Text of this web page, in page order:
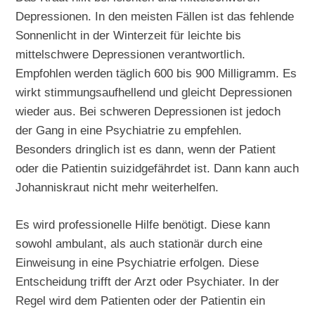
Depressionen. In den meisten Fällen ist das fehlende
Sonnenlicht in der Winterzeit für leichte bis
mittelschwere Depressionen verantwortlich.
Empfohlen werden täglich 600 bis 900 Milligramm. Es
wirkt stimmungsaufhellend und gleicht Depressionen
wieder aus. Bei schweren Depressionen ist jedoch
der Gang in eine Psychiatrie zu empfehlen.
Besonders dringlich ist es dann, wenn der Patient
oder die Patientin suizidgefährdet ist. Dann kann auch
Johanniskraut nicht mehr weiterhelfen.
Es wird professionelle Hilfe benötigt. Diese kann
sowohl ambulant, als auch stationär durch eine
Einweisung in eine Psychiatrie erfolgen. Diese
Entscheidung trifft der Arzt oder Psychiater. In der
Regel wird dem Patienten oder der Patientin ein